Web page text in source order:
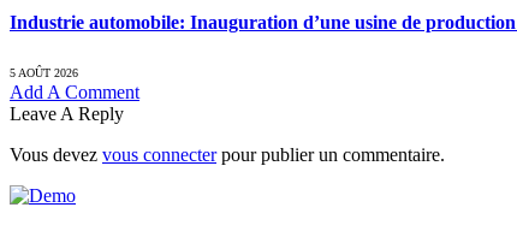
Industrie automobile: Inauguration d’une usine de
5 AOÛT 2026
Add A Comment
Leave A Reply
Vous devez vous connecterpour publier un commentaire.